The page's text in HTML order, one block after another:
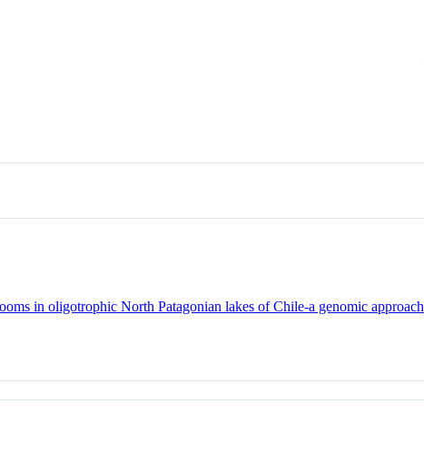
in oligotrophic North Patagonian lakes of Chile-a genomic approach